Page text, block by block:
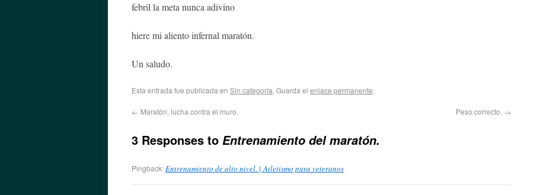
febril la meta nunca adivino
hiere mi aliento infernal maratón.
Un saludo.
Esta entrada fue publicada en Sin categoría. Guarda el enlace permanente.
← Maratón, lucha contra el muro. Peso correcto. →
3 Responses to Entrenamiento del maratón.
Pingback:Entrenamiento de alto nivel. | Atletismo para veteranos